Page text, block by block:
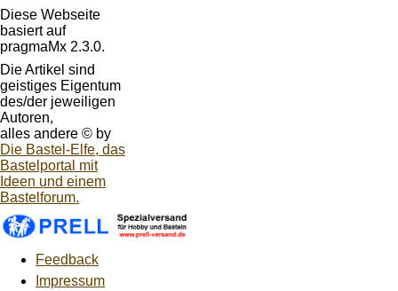
Diese Webseite
basiert auf
pragmaMx 2.3.0.
Die Artikel sind
geistiges Eigentum
des/der jeweiligen
Autoren,
alles andere © by
Die Bastel-Elfe, das
Bastelportal mit
Ideen und einem
Bastelforum.
Feedback
Impressum